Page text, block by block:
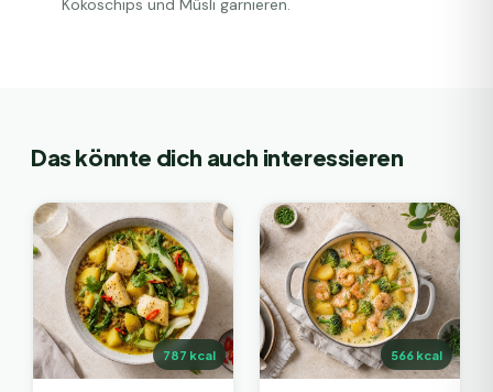
Kokoschips und Müsli garnieren.
Das könnte dich auch interessieren
787 kcal 566kcal